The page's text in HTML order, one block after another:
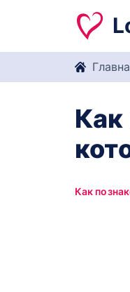
Как
Как